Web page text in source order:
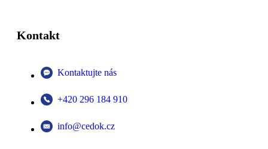
Kontakt
Kontaktujte nás
+420 296 184 910
info@cedok.cz